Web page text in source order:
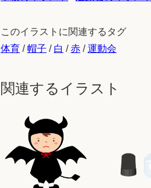
このイラストに関連するタグ
体育 /帽子 / 白 /赤 /運動会
関連するイラスト